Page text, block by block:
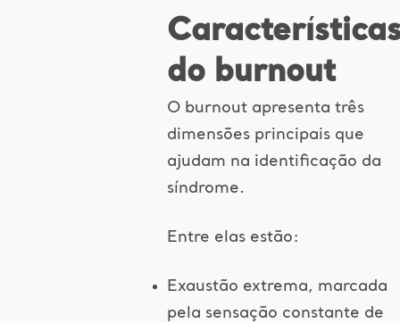
do burnout
O burnout apresenta três
dimensões principais que
ajudam na identificação da
síndrome.
Entre elas estão:
Exaustão extrema, marcada
pela sensação constante de